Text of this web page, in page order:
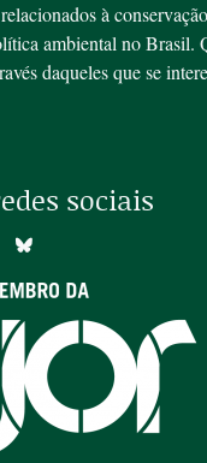
à
ambiental no Brasil.
daqueles que se
sociais